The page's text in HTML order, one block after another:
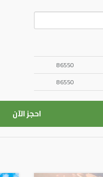
86550
86550
احجز الآن